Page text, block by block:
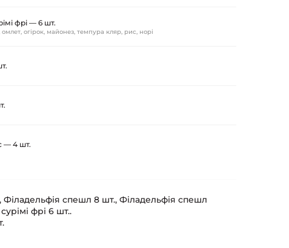
фрі — 6 шт.
огірок, майонез, темпура кляр, рис, норі
— 4 шт.
спешл 8 шт., Філадельфія спешл
фрі 6 шт..